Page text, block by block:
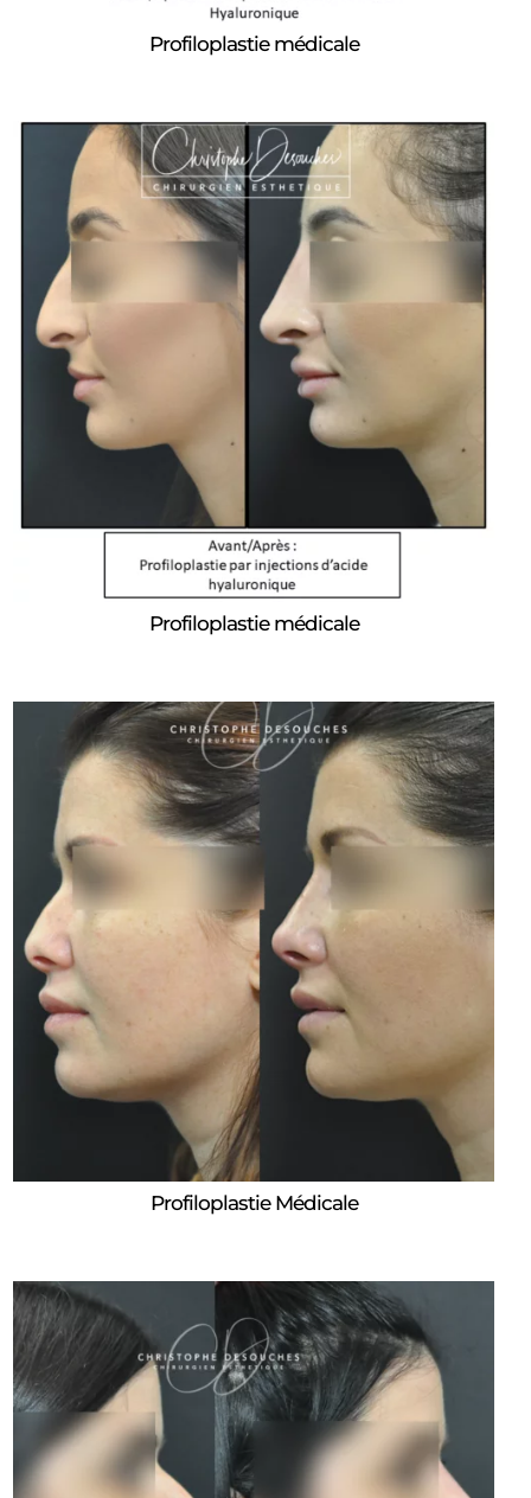
Profiloplastie médicale
Profiloplastie médicale
Profiloplastie Médicale